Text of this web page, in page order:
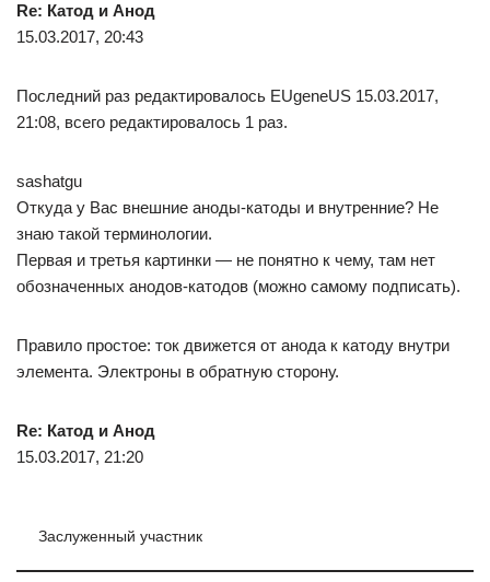
Re: Катод и Анод
15.03.2017, 20:43
Последний раз редактировалось EUgeneUS 15.03.2017,
21:08, всего редактировалось 1 раз.
sashatgu
Откуда у Вас внешние аноды-катоды и внутренние? Не
знаю такой терминологии.
Первая и третья картинки — не понятно к чему, там нет
обозначенных анодов-катодов (можно самому подписать).
Правило простое: ток движется от анода к катоду внутри
элемента. Электроны в обратную сторону.
Re: Катод и Анод
15.03.2017, 21:20
Заслуженный участник